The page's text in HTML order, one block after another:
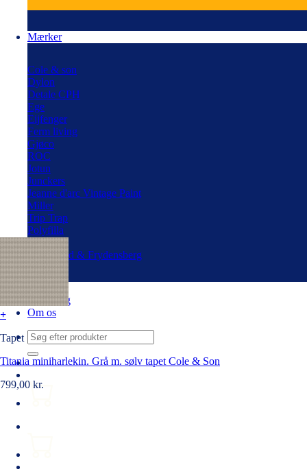
Mærker
Cole & son
Dylon
Detale CPH
Ege
Eijfenger
Ferm living
Gjøco
ROC
Jotun
Junckers
Jeanne d'arc Vintage Paint
Miller
Trip Trap
Polyfilla
Speckter
Skovgaard & Frydensberg
Blog
Udlejning
Om os
Søg
efter:
+
Tapet
Titania miniharlekin. Grå m. sølv tapet Cole & Son
799,00 kr.